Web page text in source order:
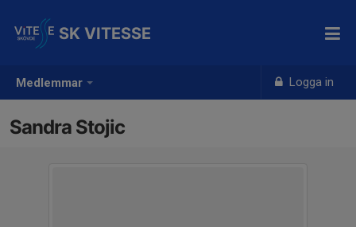
Medlemmar Logga in
SK VITESSE
Sandra Stojic